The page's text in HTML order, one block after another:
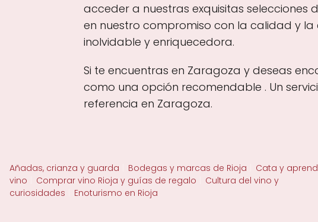
acceder a nuestras exquisitas selecciones
en nuestro compromiso con la calidad y
inolvidable y enriquecedora.
Si te encuentras en Zaragoza y deseas
como una opción recomendable . Un
referencia en Zaragoza.
Añadas, crianza y guarda Bodegas y marcas de Rioja
Cata y
vino
Comprar vino Rioja y guías de regalo
Cultura del vino y
curiosidades
Enoturismo en Rioja